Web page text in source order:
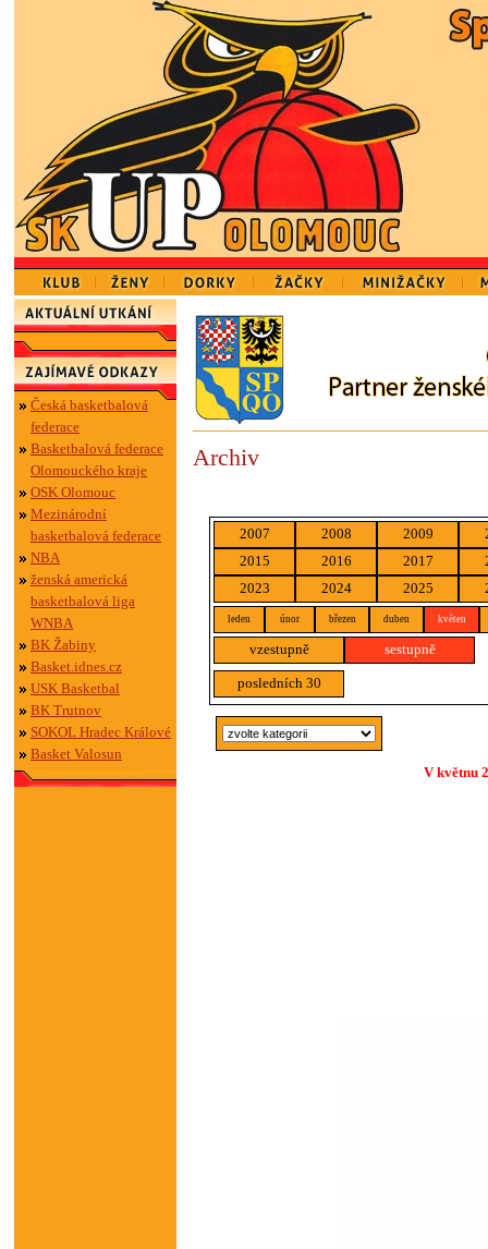
Česká basketbalová
federace
Basketbalová federace
Olomouckého kraje
OSK Olomouc
Mezinárodní
basketbalová federace
NBA
ženská americká
basketbalová liga
WNBA
BK Žabiny
Basket.idnes.cz
USK Basketbal
BK Trutnov
SOKOL Hradec Králové
Basket Valosun
Archiv
2007 2008 2009
2015
2016 2017
2023
2024 2025
leden únor březen duben květen
vzestupně sestupně
posledních 30
V květnu